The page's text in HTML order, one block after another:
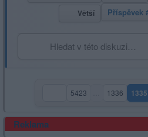
Větší
Příspěvek
5423 1336 1335
Reklama